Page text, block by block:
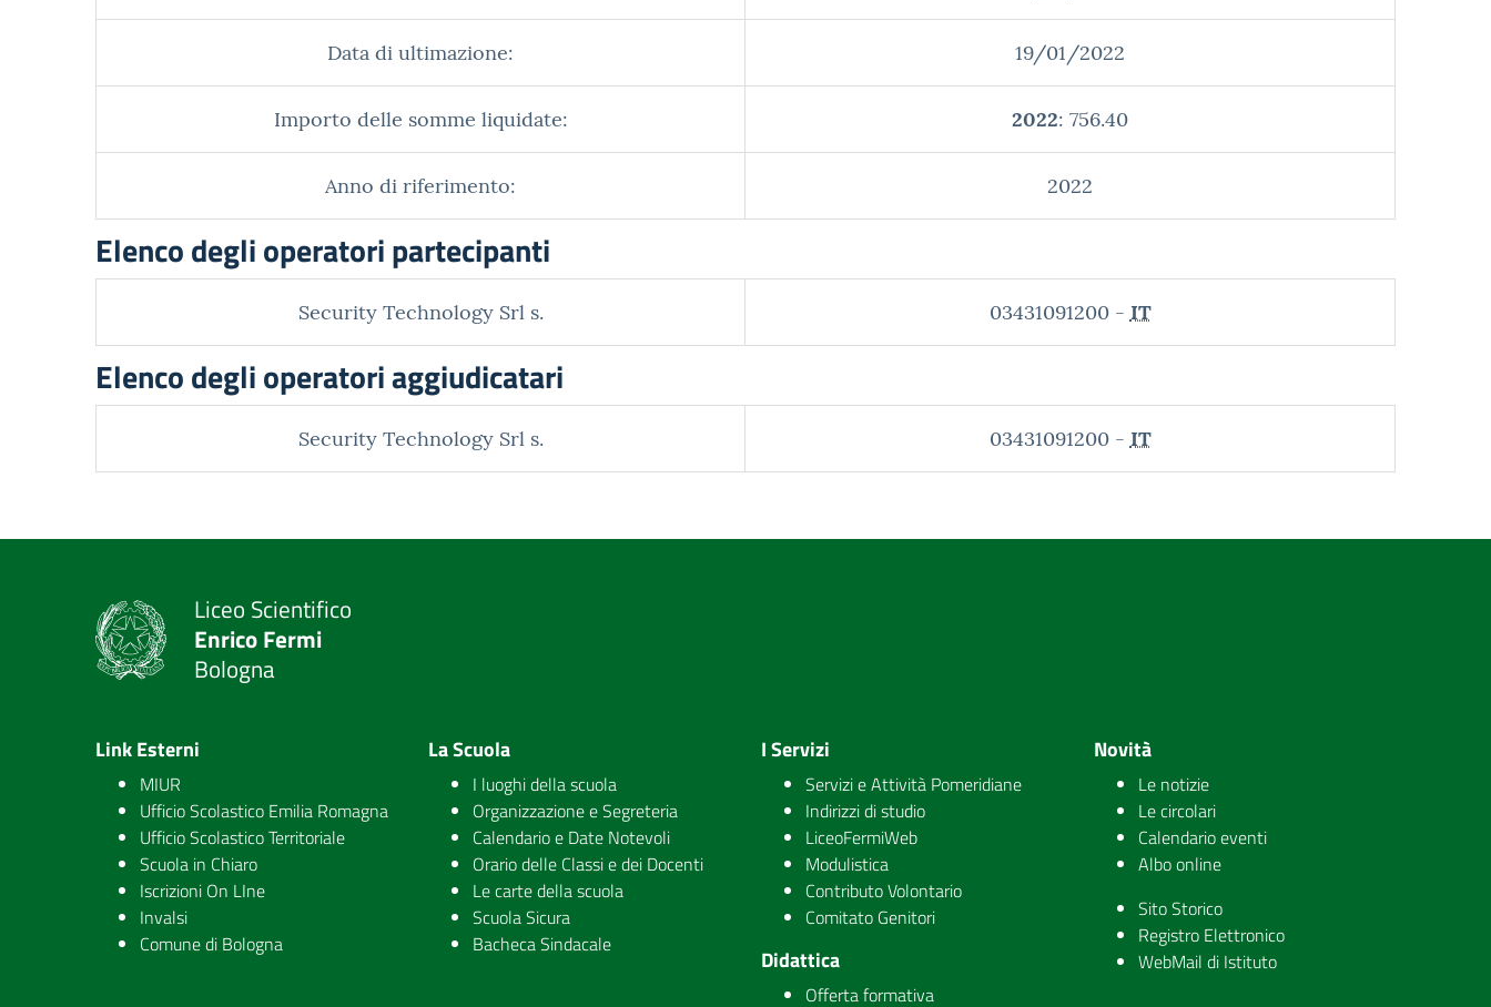
Data di ultimazione: 19/01/2022
Importo delle somme liquidate: 2022: 756.40
Anno di riferimento: 2022
Elenco degli operatori partecipanti
Security Technology Srl s. 03431091200 - IT
Elenco degli operatori aggiudicatari
Security Technology Srl s. 03431091200 - IT
Liceo Scientifico
Enrico Fermi
Bologna
Link Esterni
MIUR
Ufficio Scolastico Emilia Romagna
Ufficio Scolastico Territoriale
Scuola in Chiaro
Iscrizioni On LIne
Invalsi
Comune di Bologna
La Scuola
I luoghi della scuola
Organizzazione e Segreteria
Calendario e Date Notevoli
Orario delle Classi e dei Docenti
Le carte della scuola
Scuola Sicura
Bacheca Sindacale
I Servizi
Servizi e Attività Pomeridiane
Indirizzi di studio
LiceoFermiWeb
Modulistica
Contributo Volontario
Comitato Genitori
Didattica
Offerta formativa
Novità
Le notizie
Le circolari
Calendario eventi
Albo online
Sito Storico
Registro Elettronico
WebMail di Istituto